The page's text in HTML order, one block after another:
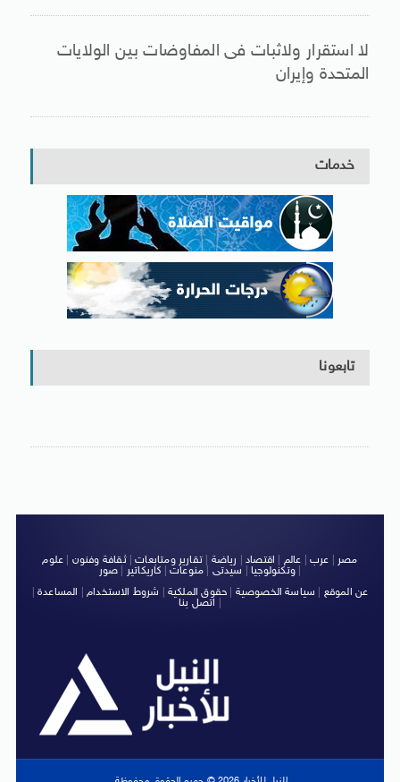
لا استقرار ولاثبات فى المفاوضات بين الولايات
المتحدة وإيران
خدمات
تابعونا
مصر عرب عالم اقتصاد رياضة |تقارير ومتابعات|ثقافة وفنون
علوم
وتكنولوجيا| سيدتى منوعات كاريكاتير صور
|
عن الموقع
سياسة الخصوصية حقوق الملكية شروط الاستخدام| المساعدة|
اتصل بنا